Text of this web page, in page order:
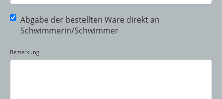
Abgabe der bestellten Ware direkt an
Schwimmerin/Schwimmer
Bemerkung